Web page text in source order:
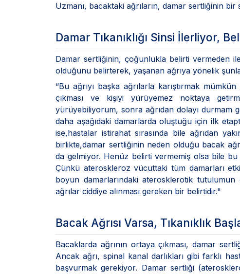
Uzmanı, bacaktaki ağrıların, damar sertliğinin
Damar Tıkanıklığı Sinsi İlerliyor,
Damar sertliğinin, çoğunlukla belirti vermeden
olduğunu belirterek, yaşanan ağrıya yönelik
“Bu ağrıyı başka ağrılarla karıştırmak
çıkması ve kişiyi yürüyemez noktaya
yürüyebiliyorum, sonra ağrıdan dolayı durmam
daha aşağıdaki damarlarda oluştuğu için ilk
ise,hastalar istirahat sırasında bile ağrıdan
birlikte,damar sertliğinin neden olduğu bacak
da gelmiyor. Henüz belirti vermemiş olsa bile bu
Çünkü ateroskleroz vücuttaki tüm damarları
boyun damarlarındaki aterosklerotik tutulumun
ağrılar ciddiye alınması gereken bir belirtidir."
Bacak Ağrısı Varsa, Tıkanıklık
Bacaklarda ağrının ortaya çıkması, damar
Ancak ağrı, spinal kanal darlıkları gibi farklı
başvurmak gerekiyor. Damar sertliği